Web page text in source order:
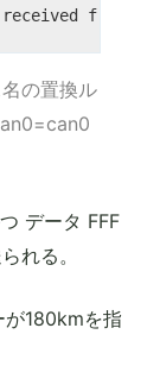
の置換ル
データ FFF
れる。
が180kmを指